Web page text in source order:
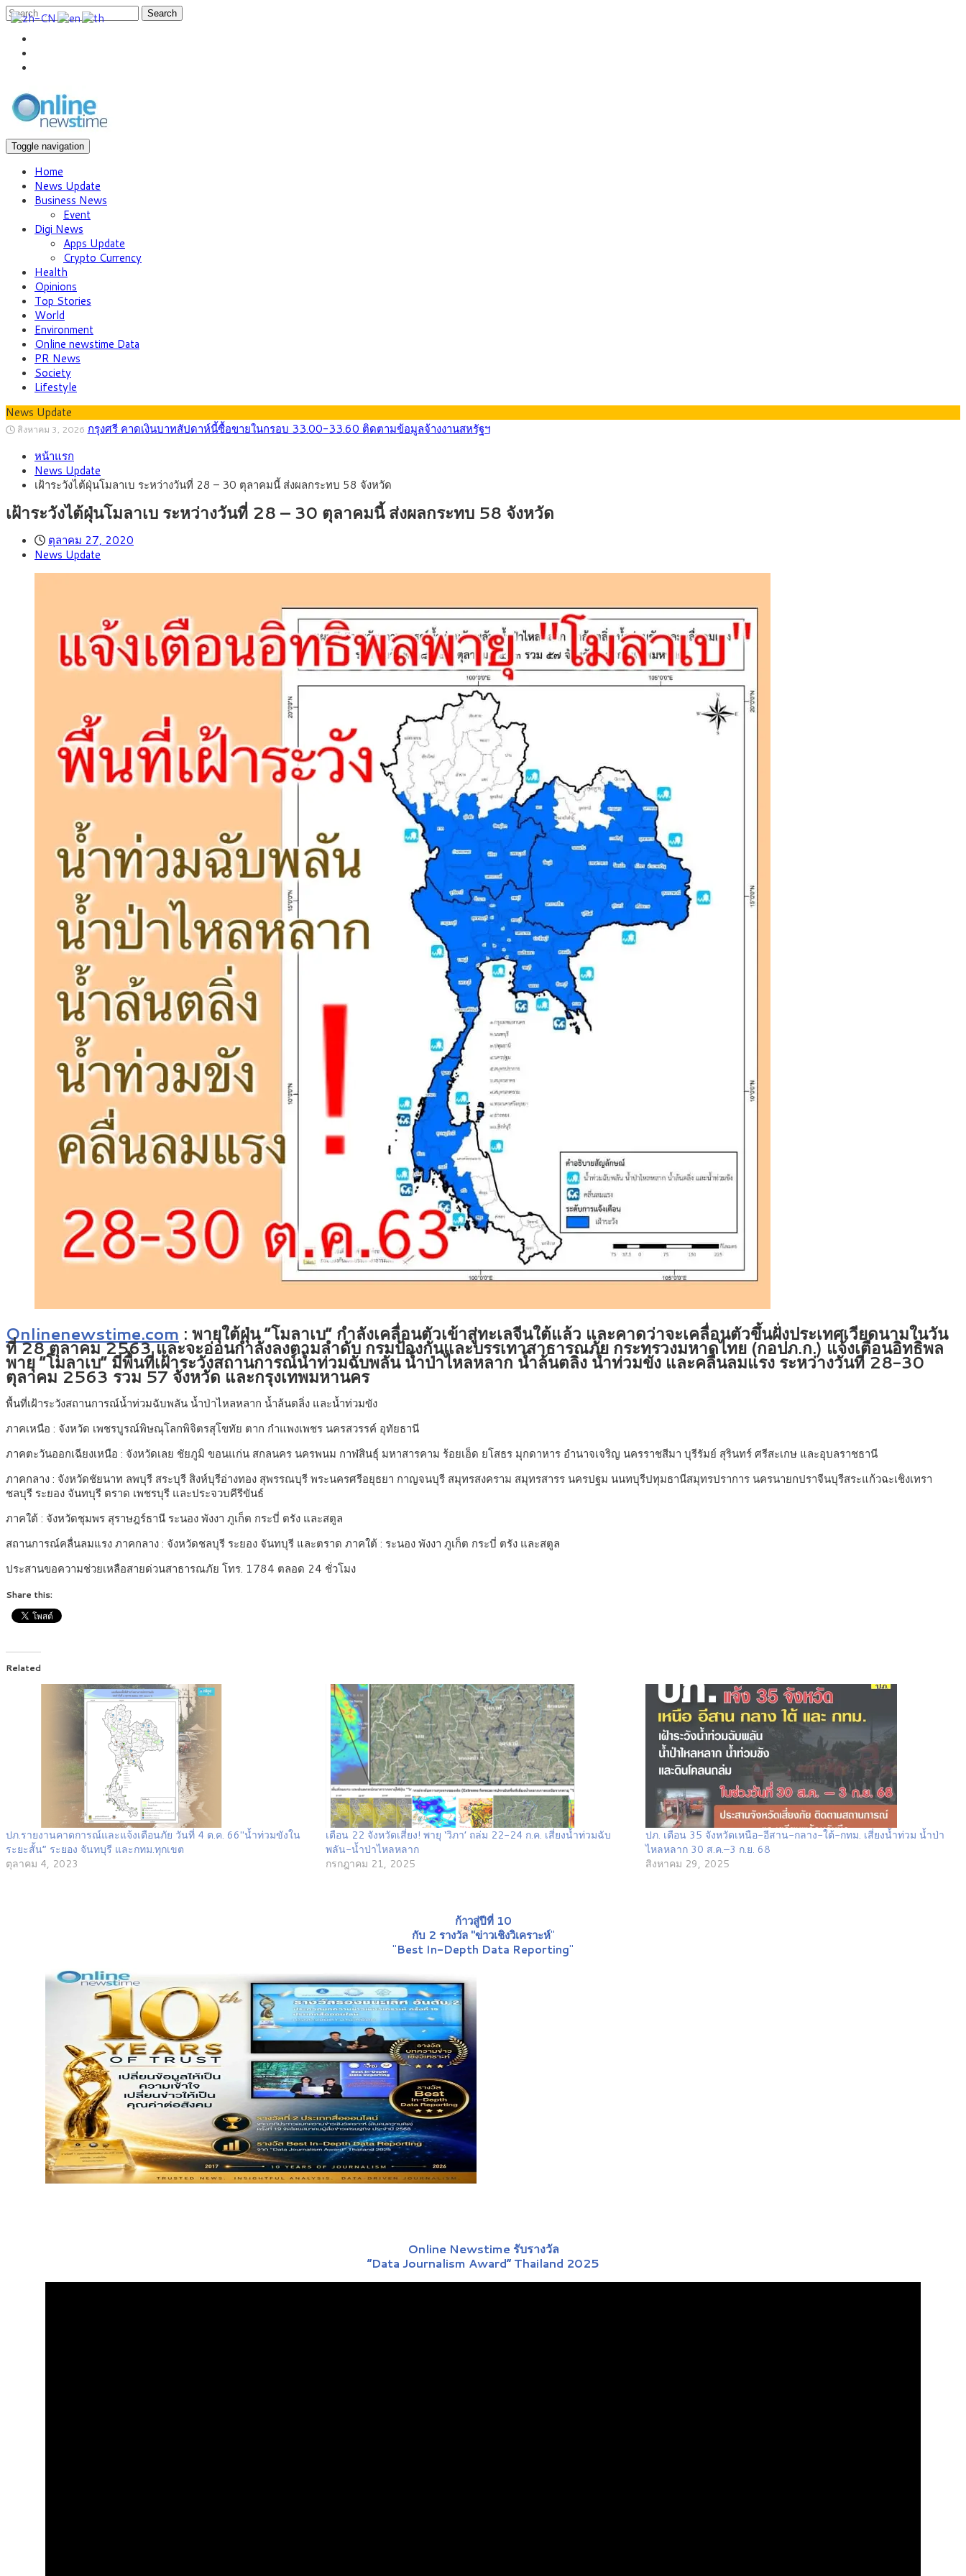
Search
Toggle navigation
Home
News Update
Business News
Event
Digi News
Apps Update
Crypto Currency
Health
Opinions
Top Stories
World
Environment
Online newstime Data
PR News
Society
Lifestyle
News Update
สิงหาคม 3, 2026 กรุงศรี คาดเงินบาทสัปดาห์นี้ซื้อขายในกรอบ 33.00-33.60 ติดตามข้อมูลจ้างงานสหรัฐฯ
กรกฎาคม 27, 2026
กรกฎาคม 27, 2026 กรุงศรี คาดเงินบาทสัปดาห์นี้ (27–31 ก.ค. 2569) ซื้อขายในกรอบ 33.40-34.00 มองเฟดคงดอกเบี้ย
สิงหาคม 5, 2026 ครม.ไฟเขียวหลักการ ร่าง พ.ร.ฎ. เปิดทาง รฟม.เดินหน้ารถไฟฟ้าสงขลา โมโนเรล 12.54 กม. เชื่อมเมืองหาดใหญ่
สิงหาคม 4, 2026 สธ.ชี้ รพ.รัฐแบกรับผู้ป่วยบัตรทอง 87% แต่ได้งบรายหัวเพียง 2,618 บาท เสนอทบทวนจัดสรรงบให้สอดคล้องภาระงานจริง
หน้าแรก
News Update
เฝ้าระวังไต้ฝุ่นโมลาเบ​ ระหว่างวันที่ 28 – 30 ตุลาคมนี้ ส่งผลกระทบ 58 จังหวัด
เฝ้าระวังไต้ฝุ่นโมลาเบ​ ระหว่างวันที่ 28 – 30 ตุลาคมนี้ ส่งผลกระทบ 58 จังหวัด
ตุลาคม 27, 2020
News Update
Onlinenewstime.com : พายุใต้ฝุ่น “โมลาเบ” กำลังเคลื่อนตัวเข้าสู่ทะเลจีนใต้แล้ว และคาดว่าจะเคลื่อนตัวขึ้นฝั่งประเทศเวียดนามในวัน
ที่ 28 ตุลาคม 2563 และจะอ่อนกำลังลงตามลำดับ กรมป้องกันและบรรเทาสาธารณภัย กระทรวงมหาดไทย (กอปภ.ก.) แจ้งเตือนอิทธิพล
พายุ “โมลาเบ” มีพื้นที่เฝ้าระวังสถานการณ์น้ำท่วมฉับพลัน น้ำป่าไหลหลาก น้ำล้นตลิ่ง น้ำท่วมขัง และคลื่นลมแรง ระหว่างวันที่ 28-30
ตุลาคม 2563 รวม 57 จังหวัด และกรุงเทพมหานคร
พื้นที่เฝ้าระวังสถานการณ์น้ำท่วมฉับพลัน น้ำป่าไหลหลาก น้ำล้นตลิ่ง และน้ำท่วมขัง
ภาคเหนือ : จังหวัด เพชรบูรณ์พิษณุโลกพิจิตรสุโขทัย ตาก กำแพงเพชร นครสวรรค์ อุทัยธานี
ภาคตะวันออกเฉียงเหนือ : จังหวัดเลย ชัยภูมิ ขอนแก่น สกลนคร นครพนม กาฬสินธุ์ มหาสารคาม ร้อยเอ็ด ยโสธร มุกดาหาร อำนาจเจริญ นครราชสีมา บุรีรัมย์ สุรินทร์ ศรีสะเกษ และอุบลราชธานี
ภาคกลาง : จังหวัดชัยนาท ลพบุรี สระบุรี สิงห์บุรีอ่างทอง สุพรรณบุรี พระนครศรีอยุธยา กาญจนบุรี สมุทรสงคราม สมุทรสารร นครปฐม นนทบุรีปทุมธานีสมุทรปราการ นครนายกปราจีนบุรีสระแก้วฉะเชิงเทรา
ชลบุรี ระยอง จันทบุรี ตราด เพชรบุรี และประจวบคีรีขันธ์
ภาคใต้ : จังหวัดชุมพร สุราษฎร์ธานี ระนอง พังงา ภูเก็ต กระบี่ ตรัง และสตูล
สถานการณ์คลื่นลมแรง ภาคกลาง : จังหวัดชลบุรี ระยอง จันทบุรี และตราด ภาคใต้ : ระนอง พังงา ภูเก็ต กระบี่ ตรัง และสตูล
ประสานขอความช่วยเหลือสายด่วนสาธารณภัย โทร. 1784 ตลอด 24 ชั่วโมง
Share this:
Related
ปภ.รายงานคาดการณ์และแจ้งเตือนภัย วันที่ 4 ต.ค. 66″น้ำท่วมขังใน
ระยะสั้น” ระยอง จันทบุรี และกทม.ทุกเขต
ตุลาคม 4, 2023
เตือน 22 จังหวัดเสี่ยง! พายุ ‘วิภา’ ถล่ม 22-24 ก.ค. เสี่ยงน้ำท่วมฉับ
พลัน-น้ำป่าไหลหลาก
กรกฎาคม 21, 2025
ปภ. เตือน 35 จังหวัดเหนือ-อีสาน-กลาง-ใต้-กทม. เสี่ยงน้ำท่วม น้ำป่า
ไหลหลาก 30 ส.ค.–3 ก.ย. 68
สิงหาคม 29, 2025
ก้าวสู่ปีที่ 10
กับ 2 รางวัล "ข่าวเชิงวิเคราะห์"
"Best In-Depth Data Reporting"
Online Newstime รับรางวัล
“Data Journalism Award” Thailand 2025